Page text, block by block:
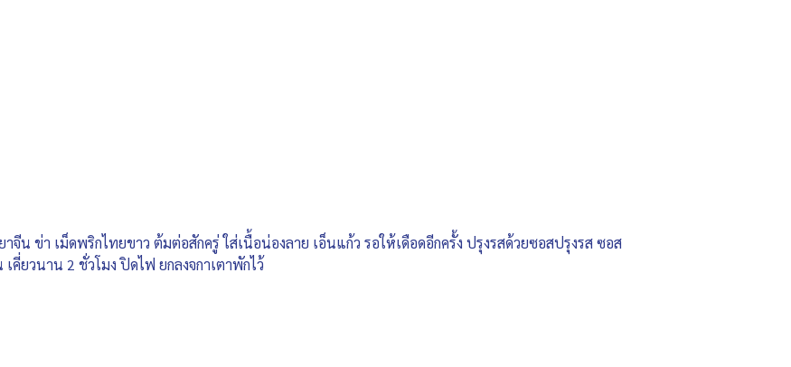
จีน ข่า เม็ดพริกไทยขาว ต้มต่อสักครู่ ใส่เนื้อน่องลาย เอ็นแก้ว รอให้เดือดอีกครั้ง ปรุงรสด้วยซอสปรุงรส ซอส
ยวนาน 2 ชั่วโมง ปิดไฟ ยกลงจกาเตาพักไว้